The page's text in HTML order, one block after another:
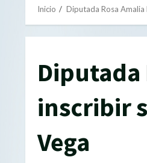
Inicio Diputada Rosa
Diputada
inscribir
Vega